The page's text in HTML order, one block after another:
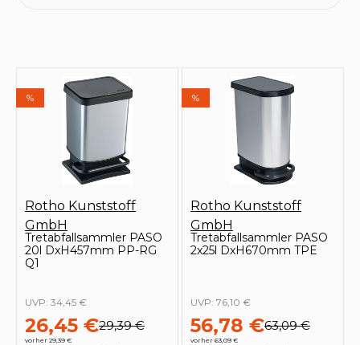
%
Rotho Kunststoff
GmbH
Tretabfallsammler PASO
20l DxH457mm PP-RG
Q1
26,45 €29,39 €
vorher 29,39 €
UVP: 34,45 €
%
Rotho Kunststoff
GmbH
Tretabfallsammler PASO
2x25l DxH670mm TPE
56,78 €63,09 €
vorher 63,09 €
UVP: 76,10 €